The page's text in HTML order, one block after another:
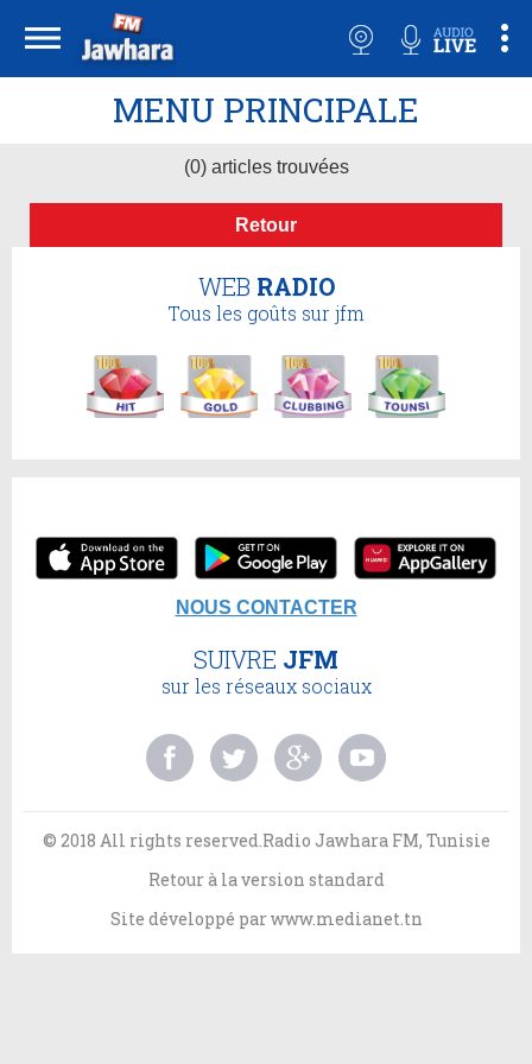
MENU PRINCIPALE
(0) articles trouvées
Retour
WEB RADIO
Tous les goûts sur jfm
NOUS CONTACTER
SUIVRE JFM
sur les réseaux sociaux
© 2018 All rights reserved.Radio Jawhara FM, Tunisie
Retour à la version standard
Site développé parwww.medianet.tn